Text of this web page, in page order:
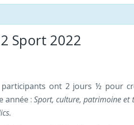
Sport 2022
participants ont 2 jours ½ pour
année :Sport, culture, patrimoine et